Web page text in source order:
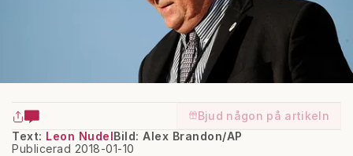
Bjud någon på artikeln
Text: Leon Nudel
Publicerad 2018-01-10
Bild: Alex Brandon/AP